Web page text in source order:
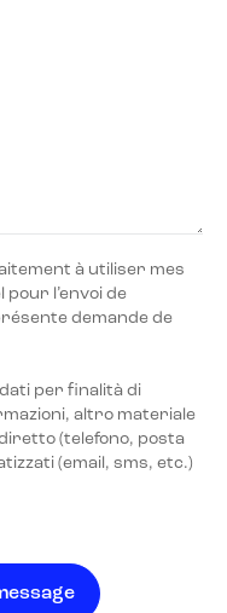
à utiliser mes
l’envoi de
demande de
per finalità di
altro materiale
(telefono, posta
(email, sms, etc.)